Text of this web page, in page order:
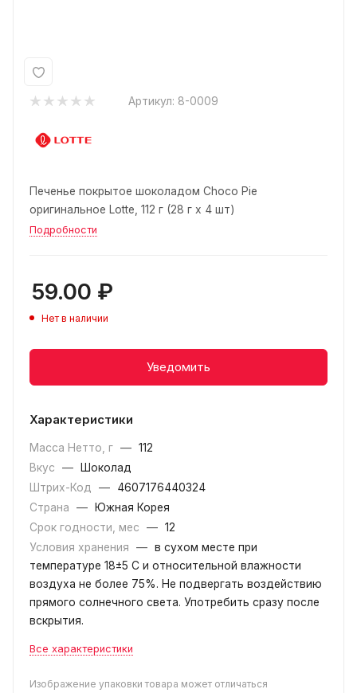
Артикул: 8-0009
Печенье покрытое шоколадом Choco Pie
оригинальное Lotte, 112 г (28 г х 4 шт)
Подробности
59.00 ₽
Нет в наличии
Уведомить
Характеристики
Масса Нетто, г — 112
Вкус
—
Шоколад
Штрих-Код
—
4607176440324
Страна
—
Южная Корея
Срок годности, мес
— 12
Условия хранения
— в сухом месте при
температуре 18±5 С и относительной влажности
воздуха не более 75%. Не подвергать воздействию
прямого солнечного света. Употребить сразу после
вскрытия.
Все характеристики
Изображение упаковки товара может отличаться